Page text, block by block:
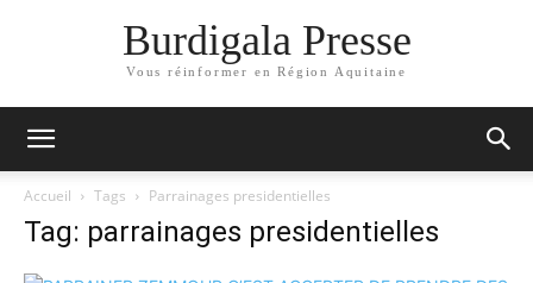
Burdigala Presse
Vous réinformer en Région Aquitaine
Accueil Tags Parrainages presidentielles
Tag: parrainages presidentielles